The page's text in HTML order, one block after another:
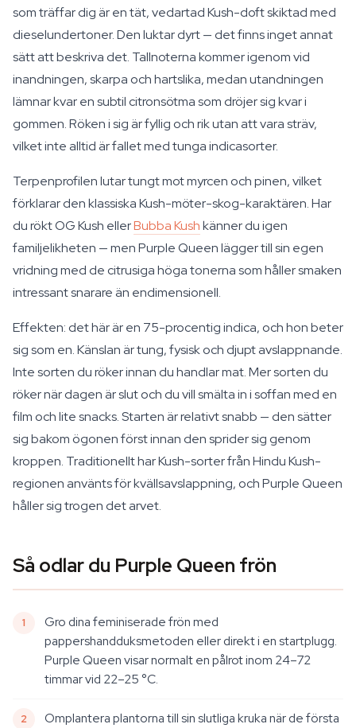
som träffar dig är en tät, vedartad Kush-doft skiktad med
dieselundertoner. Den luktar dyrt — det finns inget annat
sätt att beskriva det. Tallnoterna kommer igenom vid
inandningen, skarpa och hartslika, medan utandningen
lämnar kvar en subtil citronsötma som dröjer sig kvar i
gommen. Röken i sig är fyllig och rik utan att vara sträv,
vilket inte alltid är fallet med tunga indicasorter.
Terpenprofilen lutar tungt mot myrcen och pinen, vilket
förklarar den klassiska Kush-möter-skog-karaktären. Har
du rökt OG Kush ellerBubba Kushkänner du igen
familjelikheten — men Purple Queen lägger till sin egen
vridning med de citrusiga höga tonerna som håller smaken
intressant snarare än endimensionell.
Effekten: det här är en 75-procentig indica, och hon beter
sig som en. Känslan är tung, fysisk och djupt avslappnande.
Inte sorten du röker innan du handlar mat. Mer sorten du
röker när dagen är slut och du vill smälta in i soffan med en
film och lite snacks. Starten är relativt snabb — den sätter
sig bakom ögonen först innan den sprider sig genom
kroppen. Traditionellt har Kush-sorter från Hindu Kush-
regionen använts för kvällsavslappning, och Purple Queen
håller sig trogen det arvet.
Så odlar du Purple Queen frön
Gro dina feminiserade frön med
pappershandduksmetoden eller direkt i en startplugg.
Purple Queen visar normalt en pålrot inom 24–72
timmar vid 22–25 °C.
Omplantera plantorna till sin slutliga kruka när de första